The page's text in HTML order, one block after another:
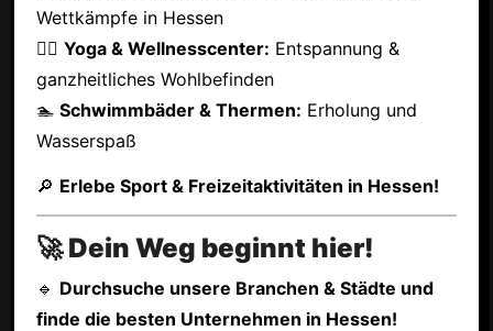
Wettkämpfe in Hessen
🧘‍♂️ Yoga & Wellnesscenter: Entspannung &
ganzheitliches Wohlbefinden
🏊 Schwimmbäder & Thermen: Erholung und
Wasserspaß
🔎 Erlebe Sport & Freizeitaktivitäten in Hessen!
🚀 Dein Weg beginnt hier!
🔹 Durchsuche unsere Branchen & Städte und
finde die besten Unternehmen in Hessen!